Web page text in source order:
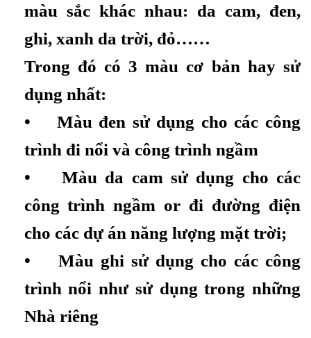
màu sắc khác nhau: da cam, đen,
ghi, xanh da trời, đỏ……
Trong đó có 3 màu cơ bản hay sử
dụng nhất:
• Màu đen sử dụng cho các công
trình đi nổi và công trình ngầm
• Màu da cam sử dụng cho các
công trình ngầm or đi đường điện
cho các dự án năng lượng mặt trời;
• Màu ghi sử dụng cho các công
trình nổi như sử dụng trong những
Nhà riêng